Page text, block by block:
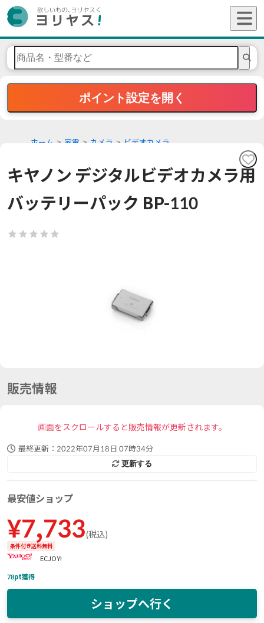
ポイント設定を開く
ホーム 家電 カメラ ビデオカメラ
キヤノン デジタルビデオカメラ用
バッテリーパック BP-110
販売情報
画面をスクロールすると販売情報が更新されます。
最終更新： 2022年07月18日 07時34分
更新する
最安値ショップ
¥7,733(税込)
条件付き送料無料
ECJOY!
78pt獲得
ショップへ行く